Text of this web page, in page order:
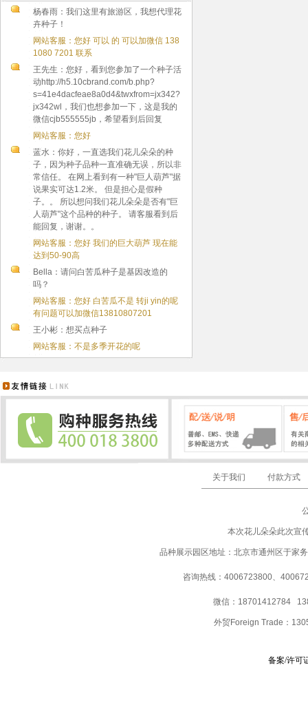
杨春雨：我们这里有旅游区，我想代理花
卉种子！
网站客服：您好 可以 的 可以加微信 138
1080 7201 联系
王先生：您好，看到您参加了一个种子活
动http://h5.10cbrand.com/b.php?
s=41e4dacfeae8a0d4&twxfrom=jx342?
jx342wl，我们也想参加一下，这是我的
微信cjb555555jb，希望看到后回复
网站客服：您好
蓝水：你好，一直选我们花儿朵朵的种
子，因为种子品种一直准确无误，所以非
常信任。 在网上看到有一种"巨人葫芦"据
说果实可达1.2米。 但是担心是假种
子。。 所以想问我们花儿朵朵是否有"巨
人葫芦"这个品种的种子。 请客服看到后
能回复，谢谢。。
网站客服：您好 我们的巨大葫芦 现在能
达到50-90高
Bella：请问白苦瓜种子是基因改造的
吗？
网站客服：您好 白苦瓜不是 转ji yin的呢
有问题可以加微信13810807201
王小彬：想买点种子
网站客服：不是多季开花的呢
关于我们 付款方式
本次花儿朵朵此次宣
品种展示园区地址：北京市通州区于家
咨询热线：4006723800、
微信：18701412784
外贸Foreign Trade：
备案/许可